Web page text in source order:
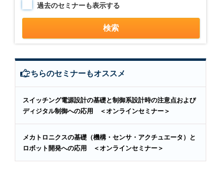
過去のセミナーも表示する
こちらのセミナーもオススメ
スイッチング電源設計の基礎と制御系設計時の注意点および
ディジタル制御への応用 ＜オンラインセミナー＞
メカトロニクスの基礎（機構・センサ・アクチュエータ）と
ロボット開発への応用 ＜オンラインセミナー＞